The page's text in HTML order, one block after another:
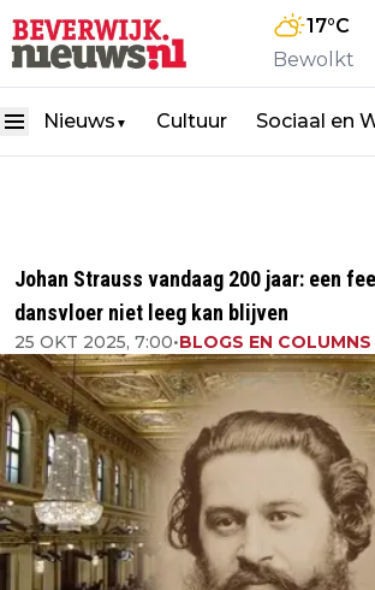
17°C
Bewolkt
Nieuws ▼ Cultuur Sociaal en
Johan Strauss vandaag 200 jaar: een
dansvloer niet leeg kan blijven
25 OKT 2025, 7:00•BLOGS EN COLUMNS